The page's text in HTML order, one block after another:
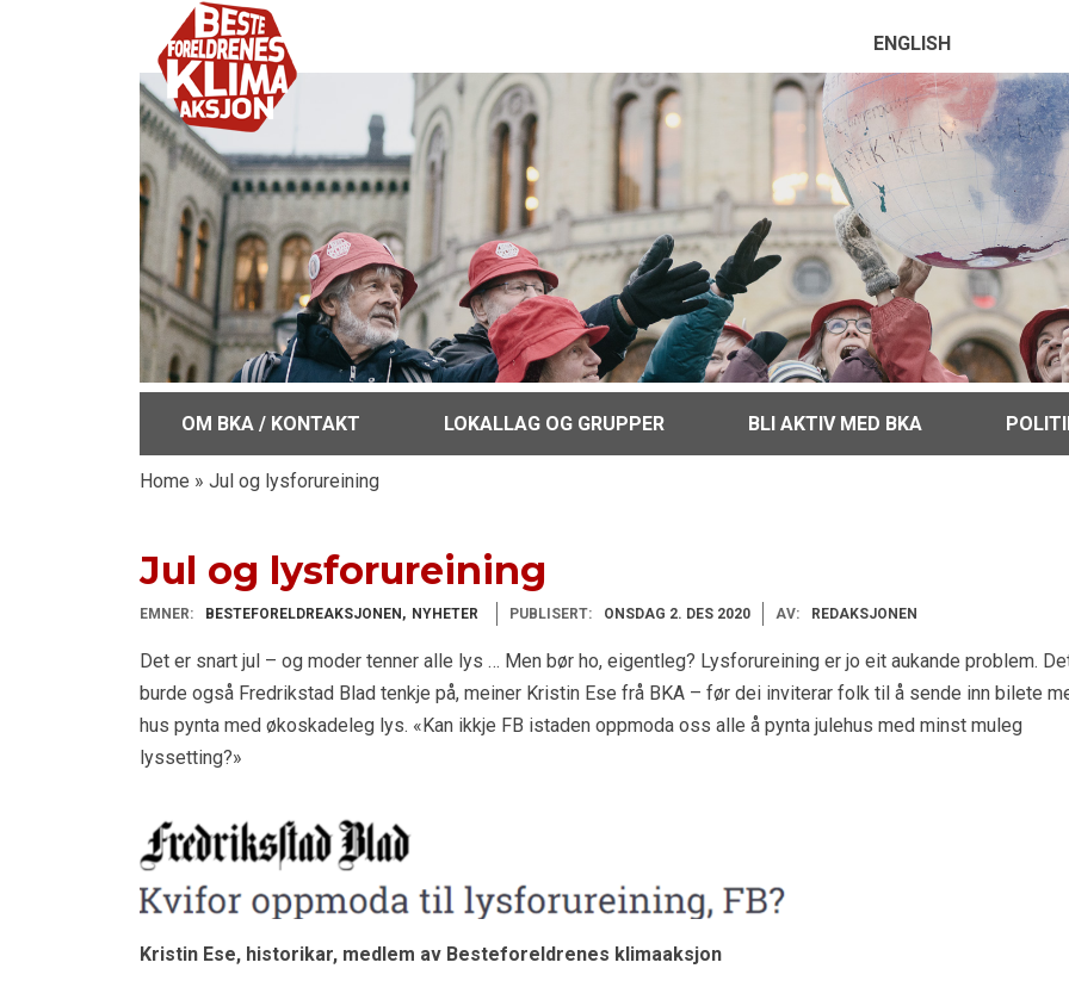
ENGLISH
OM BKA / KONTAKT LOKALLAG OG GRUPPER BLI AKTIV MED BKA
Home » Jul og lysforureining
Jul og lysforureining
EMNER: BESTEFORELDREAKSJONEN NYHETER PUBLISERT: ONSDAG 2. DES 2020 AV: REDAKSJONEN
Det er snart jul – og moder tenner alle lys … Men bør ho, eigentleg? Lysforureining er jo eit aukande problem.
burde også Fredrikstad Blad tenkje på, meiner Kristin Ese frå BKA – før dei inviterar folk til å sende inn bilete
hus pynta med økoskadeleg lys. «Kan ikkje FB istaden oppmoda oss alle å pynta julehus med minst muleg
lyssetting?»
Kristin Ese, historikar, medlem av Besteforeldrenes klimaaksjon